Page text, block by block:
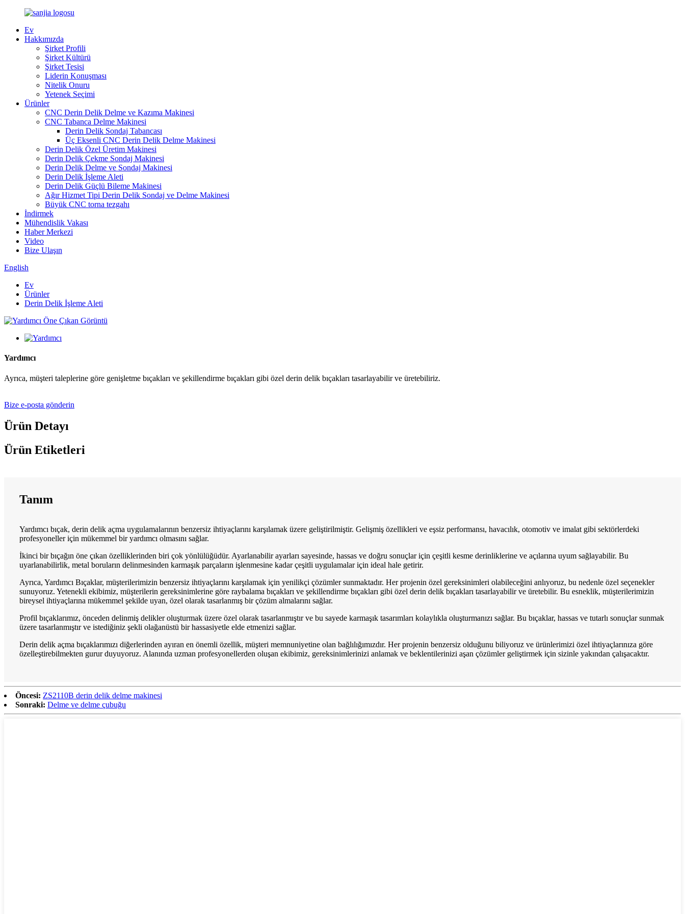
Ev
Hakkımızda
Şirket Profili
Şirket Kültürü
Şirket Tesisi
Liderin Konuşması
Nitelik Onuru
Yetenek Seçimi
Ürünler
CNC Derin Delik Delme ve Kazıma Makinesi
CNC Tabanca Delme Makinesi
Derin Delik Sondaj Tabancası
Üç Eksenli CNC Derin Delik Delme Makinesi
Derin Delik Özel Üretim Makinesi
Derin Delik Çekme Sondaj Makinesi
Derin Delik Delme ve Sondaj Makinesi
Derin Delik İşleme Aleti
Derin Delik Güçlü Bileme Makinesi
Ağır Hizmet Tipi Derin Delik Sondaj ve Delme Makinesi
Büyük CNC torna tezgahı
İndirmek
Mühendislik Vakası
Haber Merkezi
Video
Bize Ulaşın
English
Ev
Ürünler
Derin Delik İşleme Aleti
Yardımcı
Ayrıca, müşteri taleplerine göre genişletme bıçakları ve şekillendirme bıçakları gibi özel derin delik bıçakları tasarlayabilir ve üretebiliriz.
Bize e-posta gönderin
Ürün Detayı
Ürün Etiketleri
Tanım
Yardımcı bıçak, derin delik açma uygulamalarının benzersiz ihtiyaçlarını karşılamak üzere geliştirilmiştir. Gelişmiş özellikleri ve eşsiz performansı, havacılık, otomotiv ve imalat gibi sektörlerdeki
profesyoneller için mükemmel bir yardımcı olmasını sağlar.
İkinci bir bıçağın öne çıkan özelliklerinden biri çok yönlülüğüdür. Ayarlanabilir ayarları sayesinde, hassas ve doğru sonuçlar için çeşitli kesme derinliklerine ve açılarına uyum sağlayabilir. Bu
uyarlanabilirlik, metal boruların delinmesinden karmaşık parçaların işlenmesine kadar çeşitli uygulamalar için ideal hale getirir.
Ayrıca, Yardımcı Bıçaklar, müşterilerimizin benzersiz ihtiyaçlarını karşılamak için yenilikçi çözümler sunmaktadır. Her projenin özel gereksinimleri olabileceğini anlıyoruz, bu nedenle özel seçenekler
sunuyoruz. Yetenekli ekibimiz, müşterilerin gereksinimlerine göre raybalama bıçakları ve şekillendirme bıçakları gibi özel derin delik bıçakları tasarlayabilir ve üretebilir. Bu esneklik, müşterilerimizin
bireysel ihtiyaçlarına mükemmel şekilde uyan, özel olarak tasarlanmış bir çözüm almalarını sağlar.
Profil bıçaklarımız, önceden delinmiş delikler oluşturmak üzere özel olarak tasarlanmıştır ve bu sayede karmaşık tasarımları kolaylıkla oluşturmanızı sağlar. Bu bıçaklar, hassas ve tutarlı sonuçlar sunmak
üzere tasarlanmıştır ve istediğiniz şekli olağanüstü bir hassasiyetle elde etmenizi sağlar.
Derin delik açma bıçaklarımızı diğerlerinden ayıran en önemli özellik, müşteri memnuniyetine olan bağlılığımızdır. Her projenin benzersiz olduğunu biliyoruz ve ürünlerimizi özel ihtiyaçlarınıza göre
özelleştirebilmekten gurur duyuyoruz. Alanında uzman profesyonellerden oluşan ekibimiz, gereksinimlerinizi anlamak ve beklentilerinizi aşan çözümler geliştirmek için sizinle yakından çalışacaktır.
Öncesi: ZS2110B derin delik delme makinesi
Sonraki: Delme ve delme çubuğu